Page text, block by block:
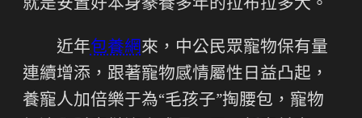
就是安置好本身豢養多年的拉布拉多犬。
近年包養網來，中公民眾寵物保有量
連續增添，跟著寵物感情屬性日益凸起，
養寵人加倍樂于為“毛孩子”掏腰包，寵物